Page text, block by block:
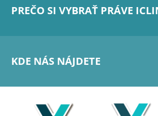
PREČO SI VYBRAŤ PRÁVE
KDE NÁS NÁJDETE